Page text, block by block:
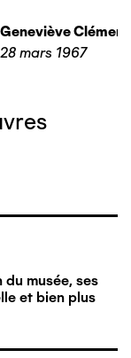
Geneviève Clément
28 mars 1967
musée, ses
et bien plus